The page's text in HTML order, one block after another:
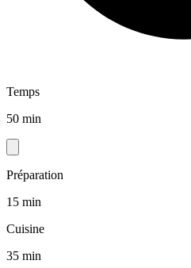
Temps
50 min
Préparation
15 min
Cuisine
35 min